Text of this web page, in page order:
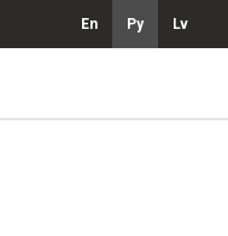
En Ру Lv